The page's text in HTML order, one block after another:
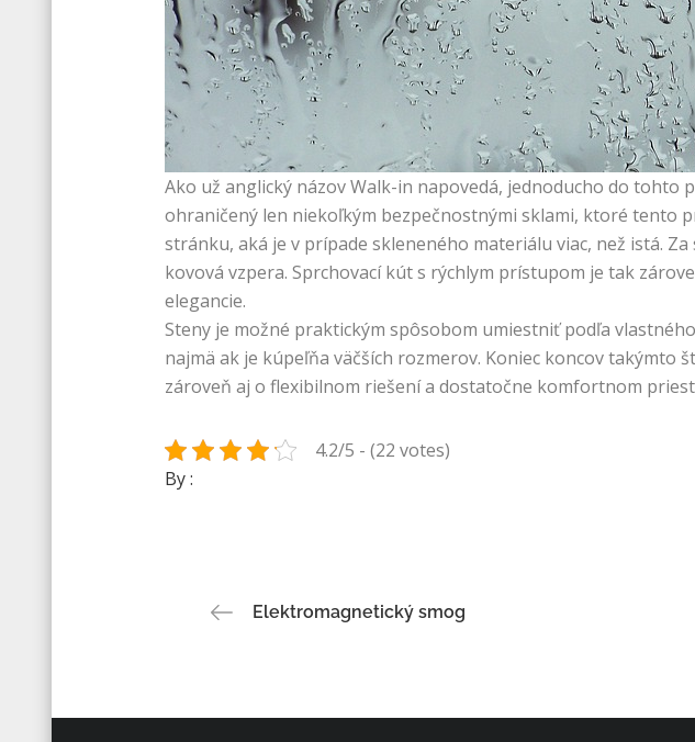
Ako už anglický názov Walk-in napovedá, jednoducho do
ohraničený len niekoľkým bezpečnostnými sklami, ktoré tento
stránku, aká je v prípade skleneného materiálu viac, než istá.
kovová vzpera. Sprchovací kút s rýchlym prístupom je tak
elegancie.
Steny je možné praktickým spôsobom umiestniť podľa
najmä ak je kúpeľňa väčších rozmerov. Koniec koncov takýmto
zároveň aj o flexibilnom riešení a dostatočne komfortnom
4.2/5 - (22 votes)
By :
Navigace
Elektromagnetický smog